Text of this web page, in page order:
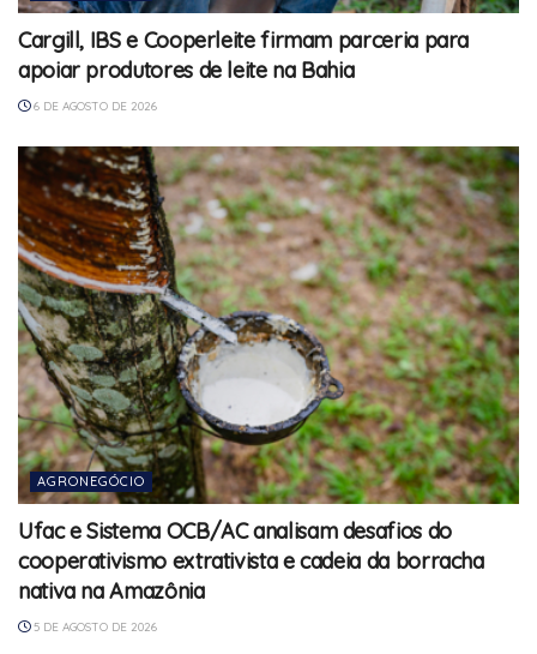
Cargill, IBS e Cooperleite firmam parceria para
apoiar produtores de leite na Bahia
6 DE AGOSTO DE 2026
AGRONEGÓCIO
Ufac e Sistema OCB/AC analisam desafios do
cooperativismo extrativista e cadeia da borracha
nativa na Amazônia
5 DE AGOSTO DE 2026